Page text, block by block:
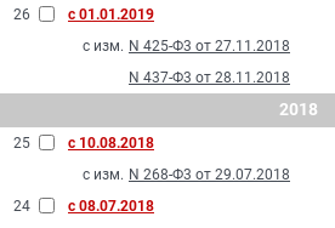
26
с 01.01.2019
с изм. N 425-Ф3 от 27.11.2018
N 437-Ф3 от 28.11.2018
2018
25
с 10.08.2018
с изм. N 268-Ф3 от 29.07.2018
24
с 08.07.2018